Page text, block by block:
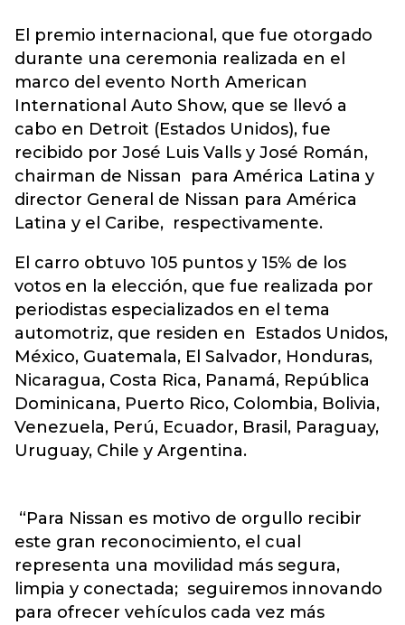
El premio internacional, que fue otorgado
durante una ceremonia realizada en el
marco del evento North American
International Auto Show, que se llevó a
cabo en Detroit (Estados Unidos), fue
recibido por José Luis Valls y José Román,
chairman de Nissan para América Latina y
director General de Nissan para América
Latina y el Caribe, respectivamente.
El carro obtuvo 105 puntos y 15% de los
votos en la elección, que fue realizada por
periodistas especializados en el tema
automotriz, que residen en Estados Unidos,
México, Guatemala, El Salvador, Honduras,
Nicaragua, Costa Rica, Panamá, República
Dominicana, Puerto Rico, Colombia, Bolivia,
Venezuela, Perú, Ecuador, Brasil, Paraguay,
Uruguay, Chile y Argentina.
“Para Nissan es motivo de orgullo recibir
este gran reconocimiento, el cual
representa una movilidad más segura,
limpia y conectada; seguiremos innovando
para ofrecer vehículos cada vez más